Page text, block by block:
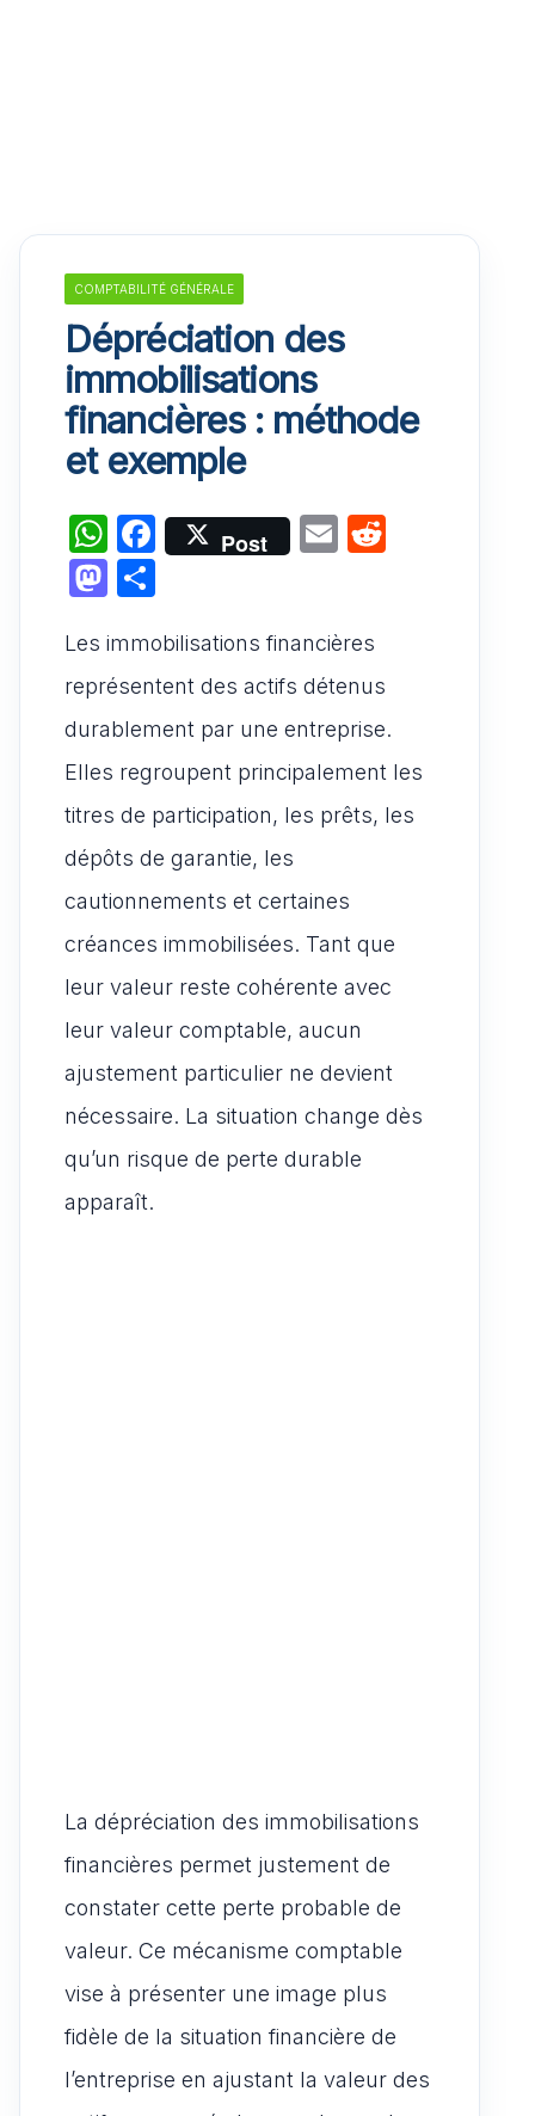
COMPTABILITÉ GÉNÉRALE
Dépréciation des
immobilisations
financières : méthode
et exemple
W
h
at
s
A
p
p
F
a
e
b
o
o
k
Post
E
l
M
st
o
d
o
n
ta
g
er
Les immobilisations financières
représentent des actifs détenus
durablement par une entreprise.
Elles regroupent principalement les
titres de participation, les prêts, les
dépôts de garantie, les
cautionnements et certaines
créances immobilisées. Tant que
leur valeur reste cohérente avec
leur valeur comptable, aucun
ajustement particulier ne devient
nécessaire. La situation change dès
qu’un risque de perte durable
apparaît.
La dépréciation des immobilisations
financières permet justement de
constater cette perte probable de
valeur. Ce mécanisme comptable
vise à présenter une image plus
fidèle de la situation financière de
l’entreprise en ajustant la valeur des